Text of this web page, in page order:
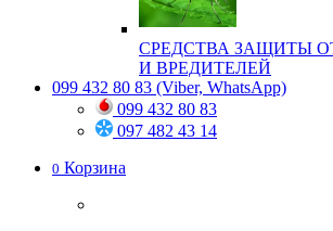
СРЕДСТВА ЗАЩИТЫ
И ВРЕДИТЕЛЕЙ
099 432 80 83 (Viber, WhatsApp)
099 432 80 83
097 482 43 14
0 Корзина